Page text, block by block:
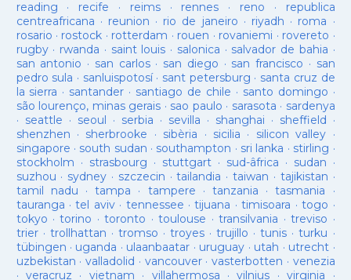
reading · recife · reims· rennes · reno · republica
centreafricana · reunion · rio de janeiro · riyadh · roma ·
rosario · rostock · rotterdam · rouen · rovaniemi · rovereto ·
rugby· rwanda · saint louis · salonica · salvador de bahia ·
san antonio · san carlos· san diego · san francisco · san
pedro sula · sanluispotosí· sant petersburg · santa cruz de
la sierra · santander · santiago de chile · santo domingo ·
são lourenço, minas gerais · sao paulo · sarasota · sardenya
· seattle · seoul · serbia · sevilla · shanghai · sheffield ·
shenzhen · sherbrooke · sibèria · sicilia · silicon valley ·
singapore · south sudan · southampton · sri lanka · stirling ·
stockholm · strasbourg · stuttgart· sud-âfrica · sudan ·
suzhou · sydney · szczecin ·tailandia ·taiwan · tajikistan ·
tamil nadu ·tampa · tampere · tanzania ·tasmania ·
tauranga ·tel aviv· tennessee ·tijuana ·timisoara ·togo ·
tokyo ·torino ·toronto ·toulouse ·transilvania ·treviso ·
trier· trollhattan · tromso · troyes·trujillo ·tunis ·turku ·
tübingen · uganda · ulaanbaatar · uruguay · utah · utrecht ·
uzbekistan · valladolid · vancouver· vasterbotten · venezia
· veracruz · vietnam · villahermosa ·vilnius ·virginia ·